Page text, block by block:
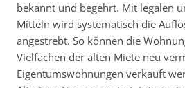
bekannt und begehrt. Mit legalen
Mitteln wird systematisch die
angestrebt. So können die
Vielfachen der alten Miete neu
Eigentumswohnungen verkauft